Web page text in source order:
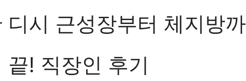
디시 근성장부터 체지방까
끝! 직장인 후기